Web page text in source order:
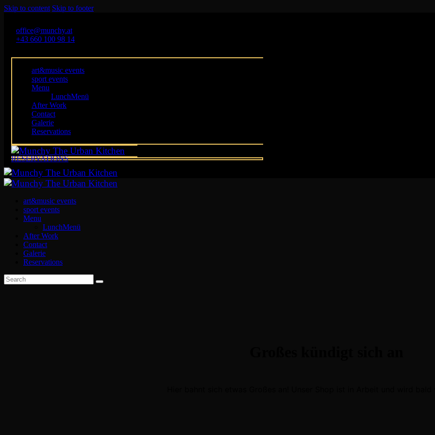
Skip to content Skip to footer
office@munchy.at
+43 660 100 98 14
art&music events
sport events
Menu
LunchMenü
After Work
Contact
Galerie
Reservations
RESERVATIONS
art&music events
sport events
Menu
LunchMenü
After Work
Contact
Galerie
Reservations
Search